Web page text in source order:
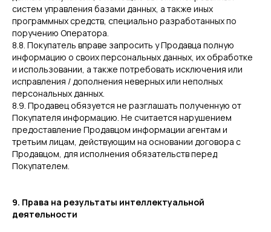
систем управления базами данных, а также иных
программных средств, специально разработанных по
поручению Оператора.
8.8. Покупатель вправе запросить у Продавца полную
информацию о своих персональных данных, их обработке
и использовании, а также потребовать исключения или
исправления / дополнения неверных или неполных
персональных данных.
8.9. Продавец обязуется не разглашать полученную от
Покупателя информацию. Не считается нарушением
предоставление Продавцом информации агентам и
третьим лицам, действующим на основании договора с
Продавцом, для исполнения обязательств перед
Покупателем.
9. Права на результаты интеллектуальной
деятельности